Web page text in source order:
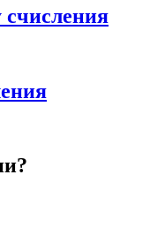
счисления